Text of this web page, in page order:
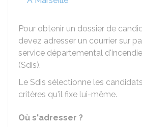
Pour obtenir un dossier de
devez adresser un courrier sur
service départemental
(Sdis).
Le Sdis sélectionne les
critères qu'il fixe lui-même.
Où s'adresser ?